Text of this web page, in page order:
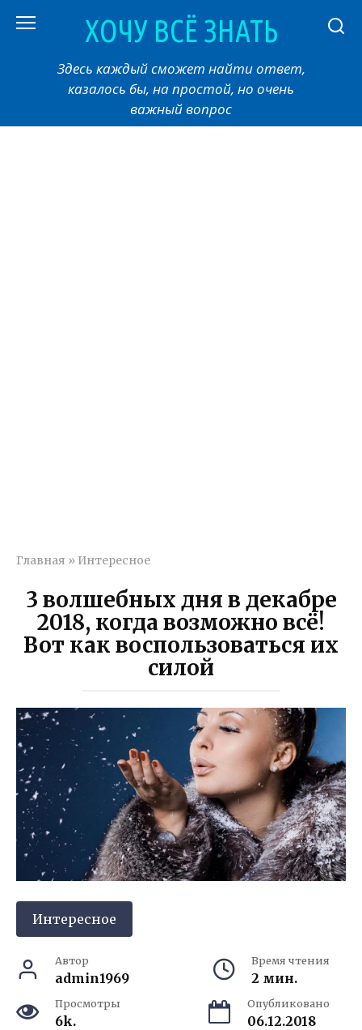
ХОЧУ ВСЁ ЗНАТЬ
Здесь каждый сможет найти ответ,
казалось бы, на простой, но очень
важный вопрос
Главная » Интересное
3 волшебных дня в декабре
2018, когда возможно всё!
Вот как воспользоваться их
силой
Интересное
Автор
admin1969
Время чтения
2 мин.
Просмотры
6k.
Опубликовано
06.12.2018